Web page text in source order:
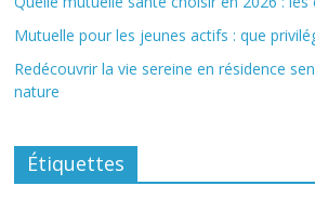
Mutuelle pour les jeunes actifs : que
Redécouvrir la vie sereine en résidence
nature
Étiquettes